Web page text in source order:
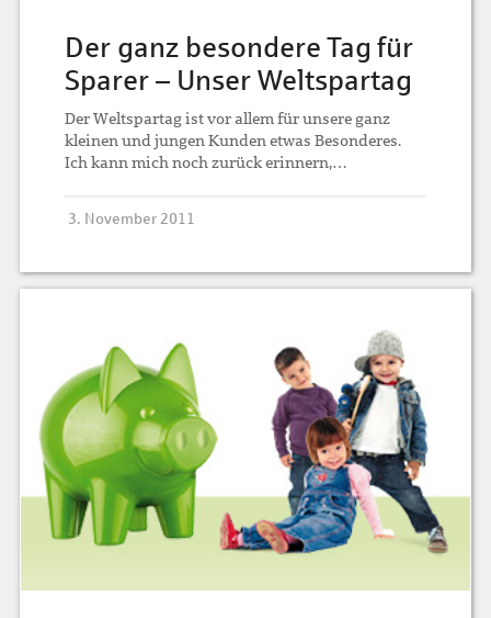
Der ganz besondere Tag für
Sparer – Unser Weltspartag
Der Weltspartag ist vor allem für unsere ganz
kleinen und jungen Kunden etwas Besonderes.
Ich kann mich noch zurück erinnern,…
3. November 2011